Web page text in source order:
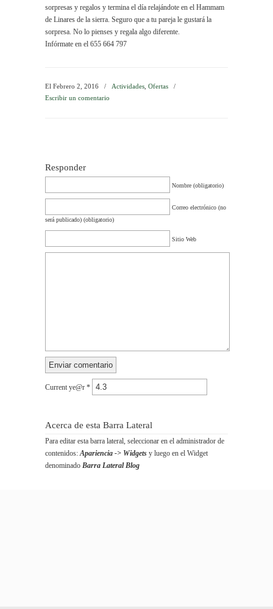
sorpresas y regalos y termina el día relajándote en el Hammam
de Linares de la sierra. Seguro que a tu pareja le gustará la
sorpresa. No lo pienses y regala algo diferente.
Infórmate en el 655 664 797
El Febrero 2, 2016 / Actividades Ofertas
/
Escribir un comentario
Responder
Nombre (obligatorio)
Correo electrónico (no
será publicado) (obligatorio)
Sitio Web
Current ye@r *
Acerca de esta Barra Lateral
Para editar esta barra lateral, seleccionar en el administrador de
contenidos:Apariencia -> Widgets y luego en el Widget
denominado Barra Lateral Blog